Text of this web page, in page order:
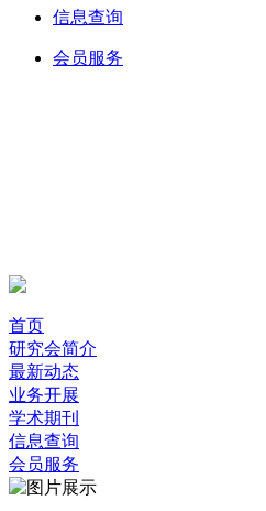
信息查询
会员服务
首页
研究会简介
最新动态
业务开展
学术期刊
信息查询
会员服务